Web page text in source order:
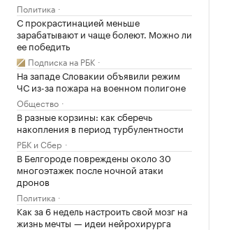
Политика
С прокрастинацией меньше
зарабатывают и чаще болеют. Можно ли
ее победить
Подписка на РБК
На западе Словакии объявили режим
ЧС из-за пожара на военном полигоне
Общество
В разные корзины: как сберечь
накопления в период турбулентности
РБК и Сбер
В Белгороде повреждены около 30
многоэтажек после ночной атаки
дронов
Политика
Как за 6 недель настроить свой мозг на
жизнь мечты — идеи нейрохирурга